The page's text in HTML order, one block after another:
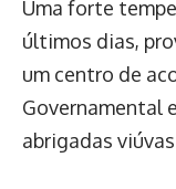
Uma forte
últimos dias,
um centro de
Governamental
abrigadas